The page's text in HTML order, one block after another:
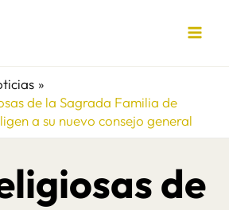
de la Sagrada Familia de
a su nuevo consejo general
de